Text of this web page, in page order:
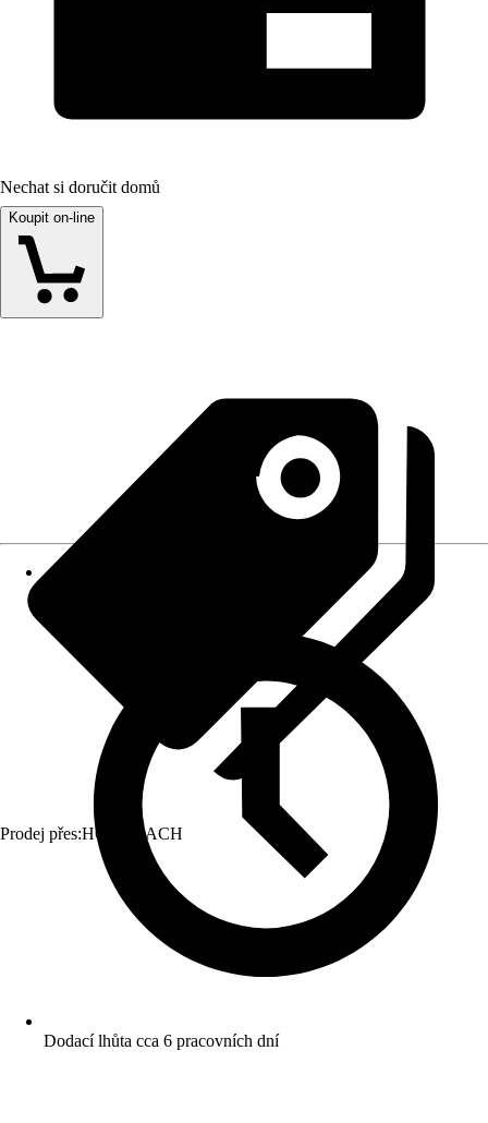
Nechat si doručit domů
Koupit on-line
Prodej přes:HORNBACH
Dodací lhůta cca 6 pracovních dní